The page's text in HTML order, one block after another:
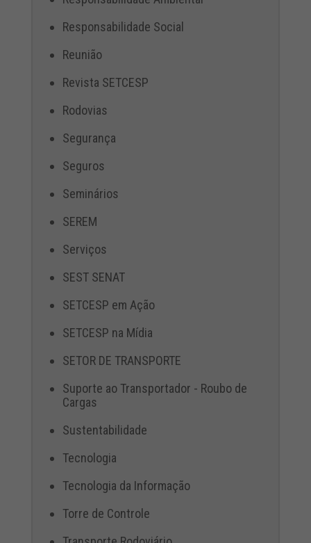
Responsabilidade Social
Reunião
Revista SETCESP
Rodovias
Segurança
Seguros
Seminários
SEREM
Serviços
SEST SENAT
SETCESP em Ação
SETCESP na Mídia
SETOR DE TRANSPORTE
Suporte ao Transportador - Roubo de
Cargas
Sustentabilidade
Tecnologia
Tecnologia da Informação
Torre de Controle